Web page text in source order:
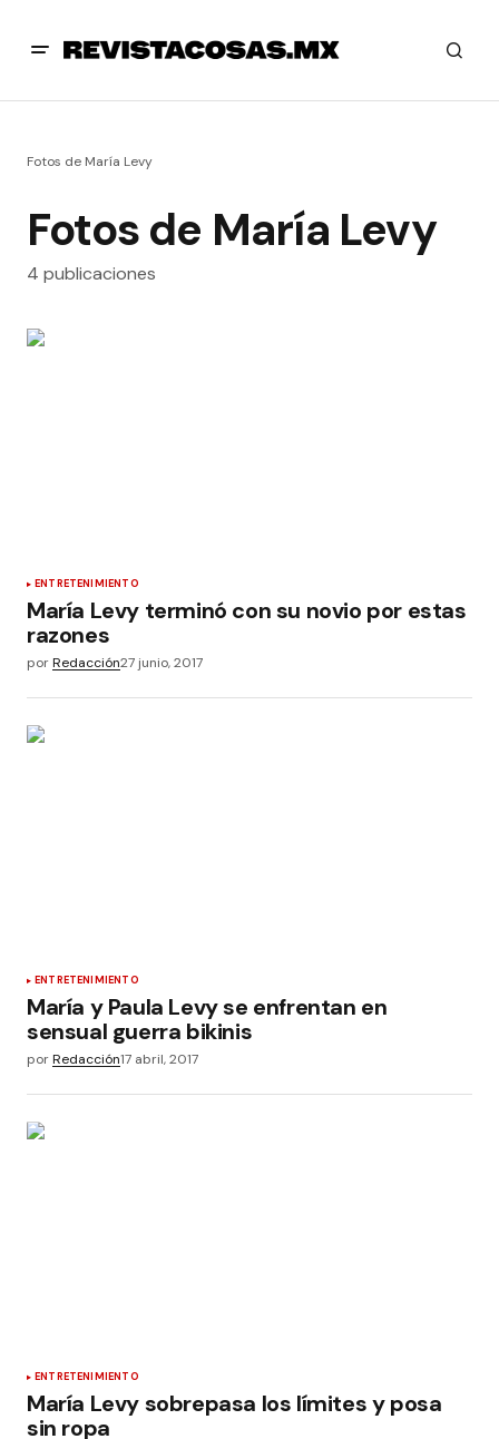
Fotos de María Levy
Fotos de María Levy
4 publicaciones
ENTRETENIMIENTO
María Levy terminó con su novio por estas
razones
porRedacción27 junio, 2017
ENTRETENIMIENTO
María y Paula Levy se enfrentan en
sensual guerra bikinis
porRedacción17 abril, 2017
ENTRETENIMIENTO
María Levy sobrepasa los límites y posa
sin ropa